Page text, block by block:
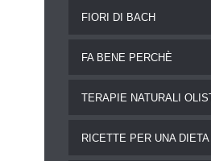
FIORI DI BACH
FA BENE PERCHÈ
TERAPIE NATURALI
RICETTE PER UNA